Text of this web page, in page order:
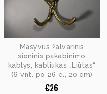
Masyvus žalvarinis
sieninis pakabinimo
kablys, kabliukas „Liūtas“
(6 vnt. po 26 e., 20 cm)
€26